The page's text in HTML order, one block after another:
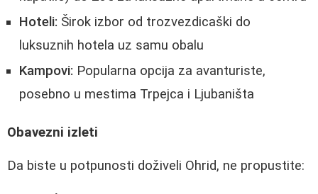
Hoteli: Širok izbor od trozvezdicaški do
luksuznih hotela uz samu obalu
Kampovi: Popularna opcija za avanturiste,
posebno u mestima Trpejca i Ljubaništa
Obavezni izleti
Da biste u potpunosti doživeli Ohrid, ne propustite: